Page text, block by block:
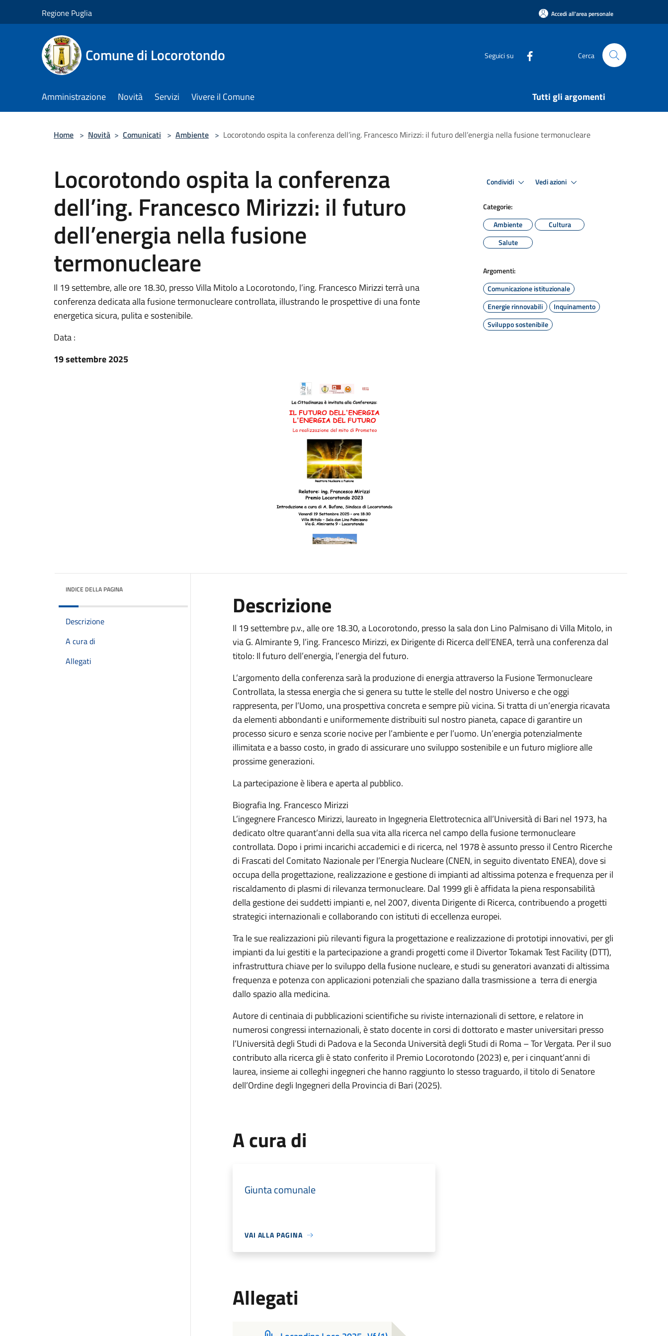
Regione Puglia Accedi all'area personale
Comune di Locorotondo Seguici su Cerca
Amministrazione Novità Servizi Vivere il Comune Tutti gli argomenti
Home > Novità > Comunicati > Ambiente > Locorotondo ospita la conferenza dell’ing. Francesco Mirizzi: il futuro dell’energia nella fusione termonucleare
Locorotondo ospita la conferenza
dell’ing. Francesco Mirizzi: il futuro
dell’energia nella fusione
termonucleare
Il 19 settembre, alle ore 18.30, presso Villa Mitolo a Locorotondo, l’ing. Francesco Mirizzi terrà una
conferenza dedicata alla fusione termonucleare controllata, illustrando le prospettive di una fonte
energetica sicura, pulita e sostenibile.
Data :
19 settembre 2025
Condividi Vedi azioni
Categorie:
Ambiente
Cultura
Salute
Argomenti:
Comunicazione istituzionale
Energie rinnovabili
Inquinamento
Sviluppo sostenibile
INDICE DELLA PAGINA
Descrizione
A cura di
Allegati
Descrizione
Il 19 settembre p.v., alle ore 18.30, a Locorotondo, presso la sala don Lino Palmisano di Villa Mitolo, in
via G. Almirante 9, l’ing. Francesco Mirizzi, ex Dirigente di Ricerca dell’ENEA, terrà una conferenza dal
titolo: Il futuro dell’energia, l’energia del futuro.
L’argomento della conferenza sarà la produzione di energia attraverso la Fusione Termonucleare
Controllata, la stessa energia che si genera su tutte le stelle del nostro Universo e che oggi
rappresenta, per l’Uomo, una prospettiva concreta e sempre più vicina. Si tratta di un’energia ricavata
da elementi abbondanti e uniformemente distribuiti sul nostro pianeta, capace di garantire un
processo sicuro e senza scorie nocive per l’ambiente e per l’uomo. Un’energia potenzialmente
illimitata e a basso costo, in grado di assicurare uno sviluppo sostenibile e un futuro migliore alle
prossime generazioni.
La partecipazione è libera e aperta al pubblico.
Biografia Ing. Francesco Mirizzi
L’ingegnere Francesco Mirizzi, laureato in Ingegneria Elettrotecnica all’Università di Bari nel 1973, ha
dedicato oltre quarant’anni della sua vita alla ricerca nel campo della fusione termonucleare
controllata. Dopo i primi incarichi accademici e di ricerca, nel 1978 è assunto presso il Centro Ricerche
di Frascati del Comitato Nazionale per l’Energia Nucleare (CNEN, in seguito diventato ENEA), dove si
occupa della progettazione, realizzazione e gestione di impianti ad altissima potenza e frequenza per il
riscaldamento di plasmi di rilevanza termonucleare. Dal 1999 gli è affidata la piena responsabilità
della gestione dei suddetti impianti e, nel 2007, diventa Dirigente di Ricerca, contribuendo a progetti
strategici internazionali e collaborando con istituti di eccellenza europei.
Tra le sue realizzazioni più rilevanti figura la progettazione e realizzazione di prototipi innovativi, per gli
impianti da lui gestiti e la partecipazione a grandi progetti come il Divertor Tokamak Test Facility (DTT),
infrastruttura chiave per lo sviluppo della fusione nucleare, e studi su generatori avanzati di altissima
frequenza e potenza con applicazioni potenziali che spaziano dalla trasmissione a terra di energia
dallo spazio alla medicina.
Autore di centinaia di pubblicazioni scientifiche su riviste internazionali di settore, e relatore in
numerosi congressi internazionali, è stato docente in corsi di dottorato e master universitari presso
l’Università degli Studi di Padova e la Seconda Università degli Studi di Roma – Tor Vergata. Per il suo
contributo alla ricerca gli è stato conferito il Premio Locorotondo (2023) e, per i cinquant’anni di
laurea, insieme ai colleghi ingegneri che hanno raggiunto lo stesso traguardo, il titolo di Senatore
dell’Ordine degli Ingegneri della Provincia di Bari (2025).
A cura di
Giunta comunale
VAI ALLA PAGINA
Allegati